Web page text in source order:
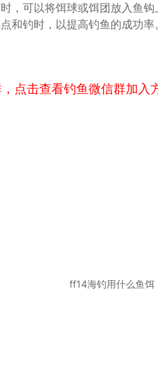
，可以将饵球或饵团放入鱼
和钓时，以提高钓鱼的成功
点击查看钓鱼微信群加入
ff14海钓用什么鱼饵